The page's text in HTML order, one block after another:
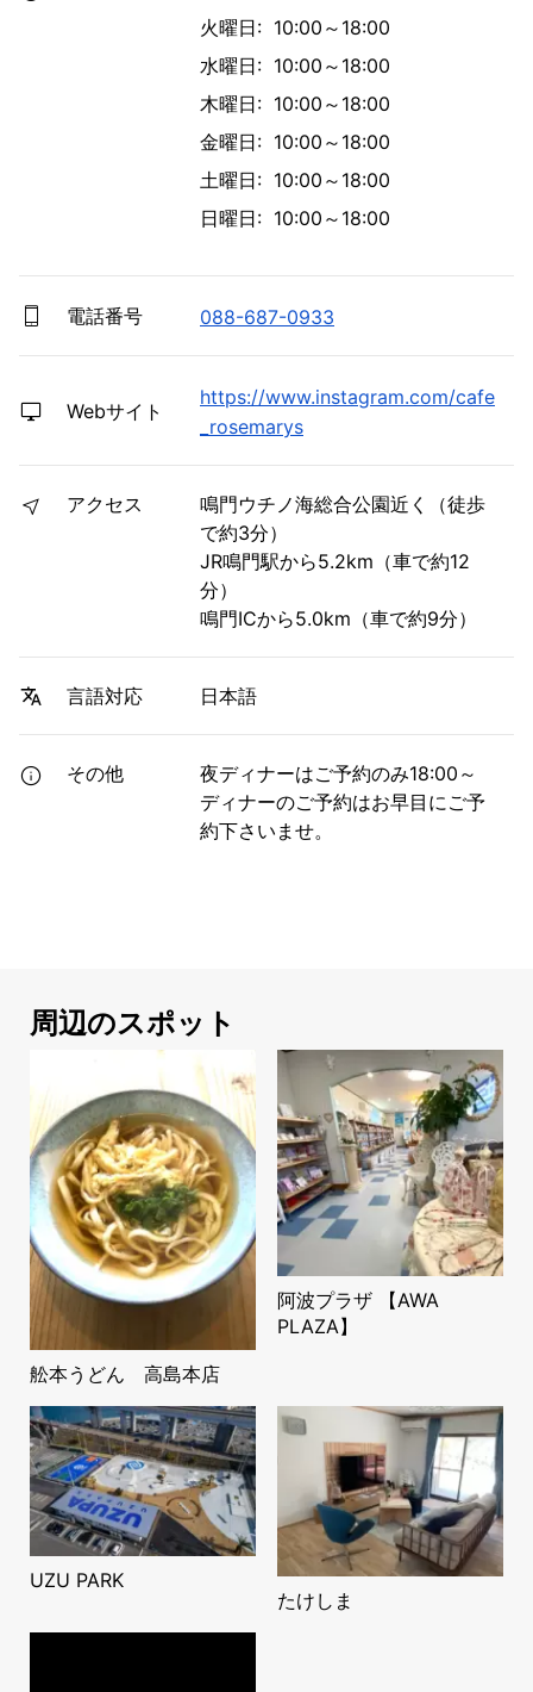
火曜日: 10:00～18:00
水曜日: 10:00～18:00
木曜日: 10:00～18:00
金曜日: 10:00～18:00
土曜日: 10:00～18:00
日曜日: 10:00～18:00
電話番号 088-687-0933
Webサイト
https://www.instagram.com/cafe
_rosemarys
アクセス
鳴門ウチノ海総合公園近く（徒歩
で約3分）
JR鳴門駅から5.2km（車で約12
分）
鳴門ICから5.0km（車で約9分）
言語対応 日本語
その他
夜ディナーはご予約のみ18:00～
ディナーのご予約はお早目にご予
約下さいませ。
周辺のスポット
舩本うどん 高島本店
阿波プラザ 【AWA
PLAZA】
UZU PARK
たけしま